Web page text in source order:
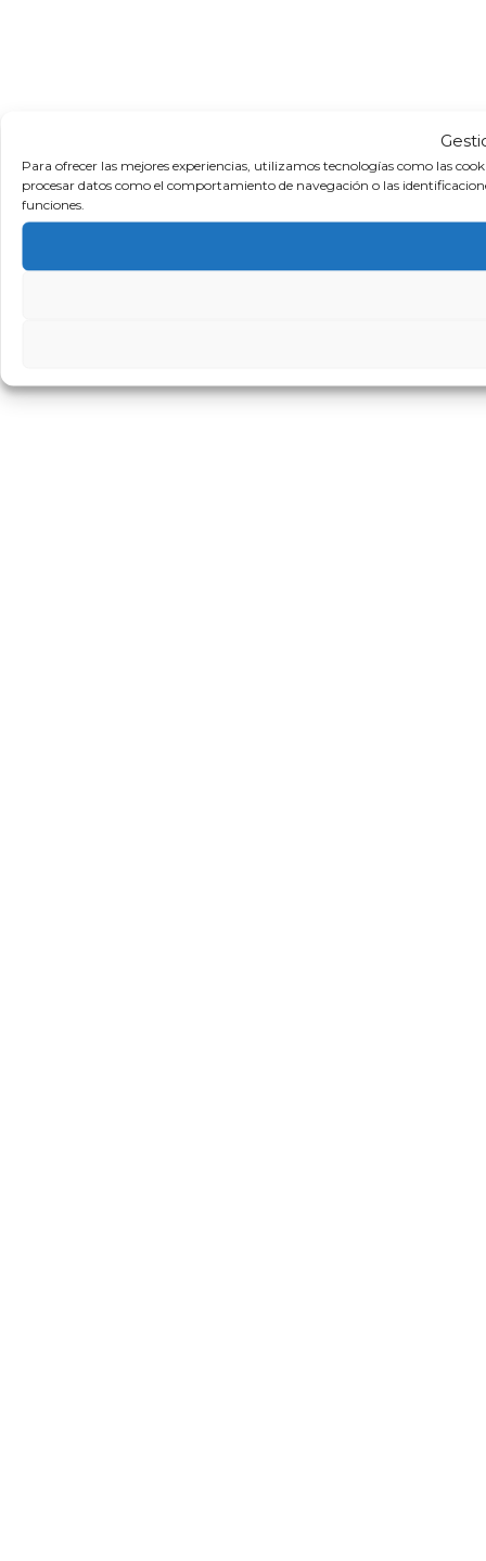
Para ofrecer las mejores experiencias, utilizamos tecnologías como las
procesar datos como el comportamiento de navegación o las
funciones.